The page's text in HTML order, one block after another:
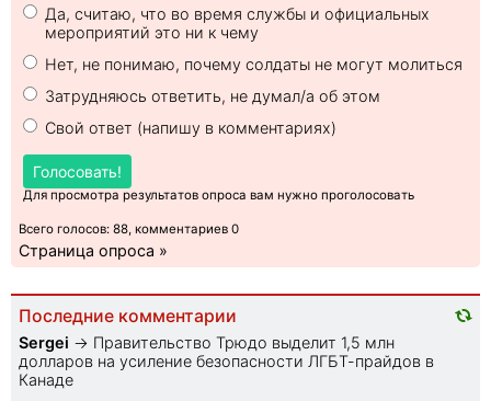
Да, считаю, что во время службы и официальных
мероприятий это ни к чему
Нет, не понимаю, почему солдаты не могут молиться
Затрудняюсь ответить, не думал/а об этом
Свой ответ (напишу в комментариях)
Голосовать!
Для просмотра результатов опроса вам нужно проголосовать
Всего голосов: 88, комментариев 0
Страница опроса »
Последние комментарии
Sеrgei → Правительство Трюдо выделит 1,5 млн
долларов на усиление безопасности ЛГБТ-прайдов в
Канаде